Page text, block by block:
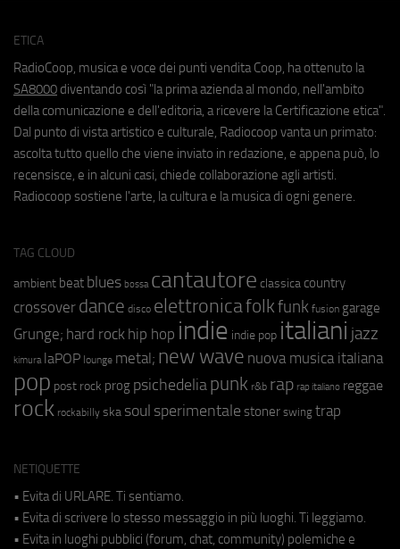
ETICA
RadioCoop, musica e voce dei punti vendita Coop, ha ottenuto la
SA8000 diventando così "la prima azienda al mondo, nell'ambito
della comunicazione e dell'editoria, a ricevere la Certificazione etica".
Dal punto di vista artistico e culturale, Radiocoop vanta un primato:
ascolta tutto quello che viene inviato in redazione, e appena può, lo
recensisce, e in alcuni casi, chiede collaborazione agli artisti.
Radiocoop sostiene l'arte, la cultura e la musica di ogni genere.
TAG CLOUD
ambient beat blues bossa cantautore classica country
crossover dance disco elettronicafolkfunk fusion garage
Grunge; hard rock hip hop indie indie pop italiani jazz
kimura laPOP lounge metal; new wave nuova musica italiana
pop post rock prog psichedeliapunk r&b rap rap italiano reggae
rock rockabilly ska soul sperimentale stoner swing trap
NETIQUETTE
• Evita di URLARE. Ti sentiamo.
• Evita di scrivere lo stesso messaggio in più luoghi. Ti leggiamo.
• Evita in luoghi pubblici (forum, chat, community) polemiche e